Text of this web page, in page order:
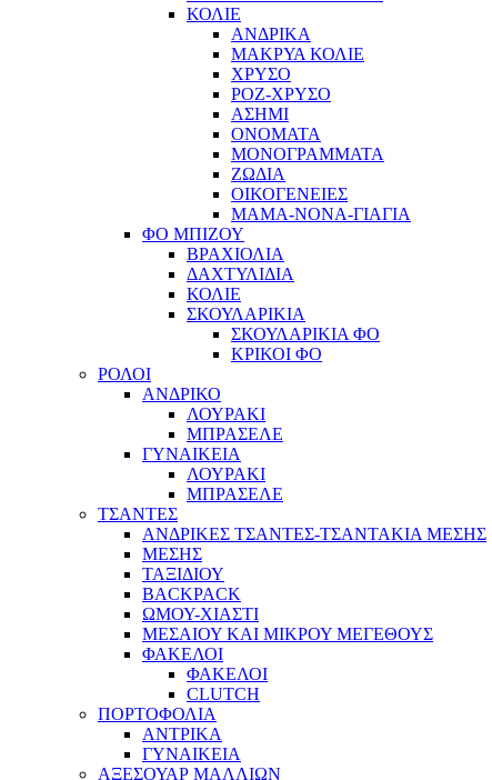
ΚΟΛΙΕ
ΑΝΔΡΙΚΑ
ΜΑΚΡΥΑ ΚΟΛΙΕ
ΧΡΥΣΟ
ΡΟΖ-ΧΡΥΣΟ
ΑΣΗΜΙ
ΟΝΟΜΑΤΑ
ΜΟΝΟΓΡΑΜΜΑΤΑ
ΖΩΔΙΑ
ΟΙΚΟΓΕΝΕΙΕΣ
ΜΑΜΑ-ΝΟΝΑ-ΓΙΑΓΙΑ
ΦΟ ΜΠΙΖΟΥ
ΒΡΑΧΙΟΛΙΑ
ΔΑΧΤΥΛΙΔΙΑ
ΚΟΛΙΕ
ΣΚΟΥΛΑΡΙΚΙΑ
ΣΚΟΥΛΑΡΙΚΙΑ ΦΟ
ΚΡΙΚΟΙ ΦΟ
ΡΟΛΟΙ
ΑΝΔΡΙΚΟ
ΛΟΥΡΑΚΙ
ΜΠΡΑΣΕΛΕ
ΓΥΝΑΙΚΕΙΑ
ΛΟΥΡΑΚΙ
ΜΠΡΑΣΕΛΕ
ΤΣΑΝΤΕΣ
ΑΝΔΡΙΚΕΣ ΤΣΑΝΤΕΣ-ΤΣΑΝΤΑΚΙΑ ΜΕΣΗΣ
ΜΕΣΗΣ
ΤΑΞΙΔΙΟΥ
BACKPACK
ΩΜΟΥ-ΧΙΑΣΤΙ
ΜΕΣΑΙΟΥ ΚΑΙ ΜΙΚΡΟΥ ΜΕΓΕΘΟΥΣ
ΦΑΚΕΛΟΙ
ΦΑΚΕΛΟΙ
CLUTCH
ΠΟΡΤΟΦΟΛΙΑ
ΑΝΤΡΙΚΑ
ΓΥΝΑΙΚΕΙΑ
ΑΞΕΣΟΥΑΡ ΜΑΛΛΙΩΝ